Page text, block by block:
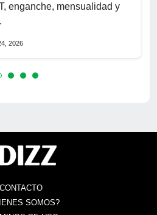
enganche, mensualidad y
2026
CONTACTO
SOMOS?